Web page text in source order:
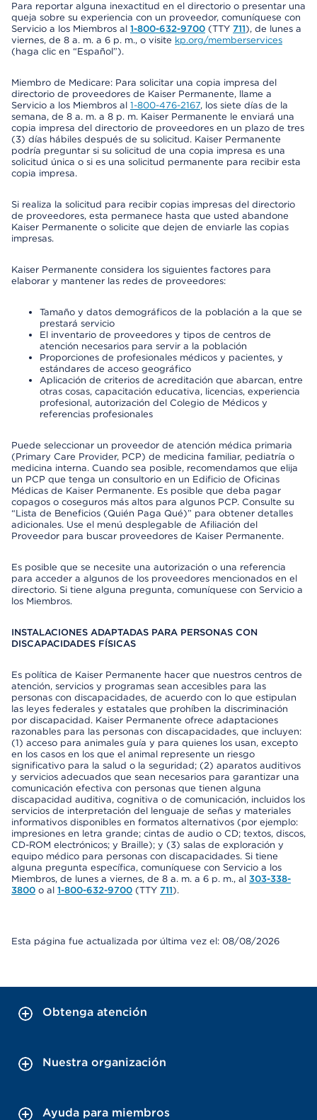
Para reportar alguna inexactitud en el directorio o presentar una
queja sobre su experiencia con un proveedor, comuníquese con
Servicio a los Miembros al 1-800-632-9700 (TTY 711), de lunes a
viernes, de 8 a. m. a 6 p. m., o visite kp.org/memberservices
(haga clic en “Español”).
Miembro de Medicare: Para solicitar una copia impresa del
directorio de proveedores de Kaiser Permanente, llame a
Servicio a los Miembros al 1-800-476-2167, los siete días de la
semana, de 8 a. m. a 8 p. m. Kaiser Permanente le enviará una
copia impresa del directorio de proveedores en un plazo de tres
(3) días hábiles después de su solicitud. Kaiser Permanente
podría preguntar si su solicitud de una copia impresa es una
solicitud única o si es una solicitud permanente para recibir esta
copia impresa.
Si realiza la solicitud para recibir copias impresas del directorio
de proveedores, esta permanece hasta que usted abandone
Kaiser Permanente o solicite que dejen de enviarle las copias
impresas.
Kaiser Permanente considera los siguientes factores para
elaborar y mantener las redes de proveedores:
Tamaño y datos demográficos de la población a la que se
prestará servicio
El inventario de proveedores y tipos de centros de
atención necesarios para servir a la población
Proporciones de profesionales médicos y pacientes, y
estándares de acceso geográfico
Aplicación de criterios de acreditación que abarcan, entre
otras cosas, capacitación educativa, licencias, experiencia
profesional, autorización del Colegio de Médicos y
referencias profesionales
Puede seleccionar un proveedor de atención médica primaria
(Primary Care Provider, PCP) de medicina familiar, pediatría o
medicina interna. Cuando sea posible, recomendamos que elija
un PCP que tenga un consultorio en un Edificio de Oficinas
Médicas de Kaiser Permanente. Es posible que deba pagar
copagos o coseguros más altos para algunos PCP. Consulte su
“Lista de Beneficios (Quién Paga Qué)” para obtener detalles
adicionales. Use el menú desplegable de Afiliación del
Proveedor para buscar proveedores de Kaiser Permanente.
Es posible que se necesite una autorización o una referencia
para acceder a algunos de los proveedores mencionados en el
directorio. Si tiene alguna pregunta, comuníquese con Servicio a
los Miembros.
INSTALACIONES ADAPTADAS PARA PERSONAS CON
DISCAPACIDADES FÍSICAS
Es política de Kaiser Permanente hacer que nuestros centros de
atención, servicios y programas sean accesibles para las
personas con discapacidades, de acuerdo con lo que estipulan
las leyes federales y estatales que prohíben la discriminación
por discapacidad. Kaiser Permanente ofrece adaptaciones
razonables para las personas con discapacidades, que incluyen:
(1) acceso para animales guía y para quienes los usan, excepto
en los casos en los que el animal represente un riesgo
significativo para la salud o la seguridad; (2) aparatos auditivos
y servicios adecuados que sean necesarios para garantizar una
comunicación efectiva con personas que tienen alguna
discapacidad auditiva, cognitiva o de comunicación, incluidos los
servicios de interpretación del lenguaje de señas y materiales
informativos disponibles en formatos alternativos (por ejemplo:
impresiones en letra grande; cintas de audio o CD; textos, discos,
CD-ROM electrónicos; y Braille); y (3) salas de exploración y
equipo médico para personas con discapacidades. Si tiene
alguna pregunta específica, comuníquese con Servicio a los
Miembros, de lunes a viernes, de 8 a. m. a 6 p. m., al 303-338-
3800 o al 1-800-632-9700 (TTY 711).
Esta página fue actualizada por última vez el: 08/08/2026
Obtenga atención
Nuestra organización
Ayuda para miembros